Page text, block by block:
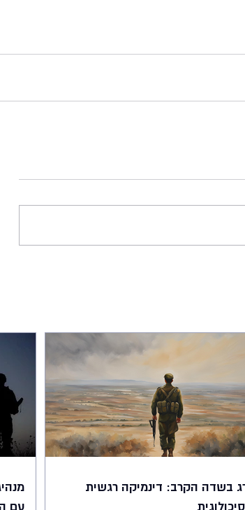
בשדה הקרב: דינמיקה רגשית
עם